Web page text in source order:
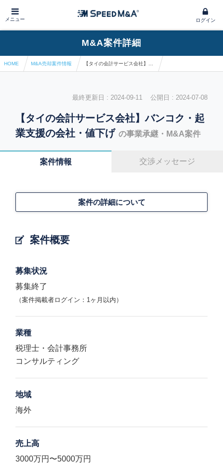
メニュー ログイン
M&A案件詳細
HOME M&A売却案件情報
最終更新日 : 2024-09-11 公開日 : 2024-07-08
【タイの会計サービス会社】バンコク・起
業支援の会社・値下げ の事業承継・M&A案件
案件情報 交渉メッセージ
案件概要
案件の詳細について
募集状況
募集終了
（案件掲載者ログイン：1ヶ月以内）
業種
税理士・会計事務所
コンサルティング
地域
海外
売上高
3000万円〜5000万円